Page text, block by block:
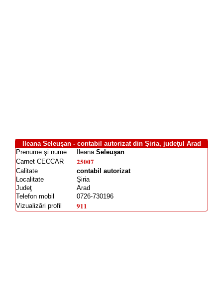
Ileana Seleuşan - contabil autorizat din Şiria, judeţul Arad
Prenume şi nume
Ileana Seleuşan
Carnet CECCAR
25007
Calitate
contabil autorizat
Localitate
Şiria
Judeţ
Arad
Telefon mobil
0726-730196
Vizualizări profil
911